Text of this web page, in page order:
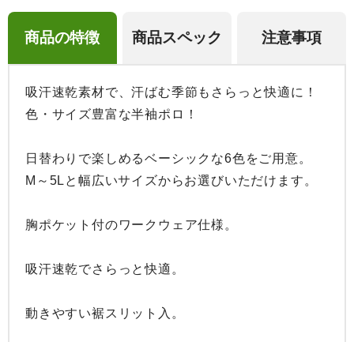
商品の特徴 商品スペック 注意事項
吸汗速乾素材で、汗ばむ季節もさらっと快適に！
色・サイズ豊富な半袖ポロ！
日替わりで楽しめるベーシックな6色をご用意。
M～5Lと幅広いサイズからお選びいただけます。
胸ポケット付のワークウェア仕様。
吸汗速乾でさらっと快適。
動きやすい裾スリット入。